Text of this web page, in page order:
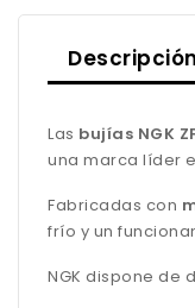
Descripción
Las bujías NGK
una marca líder
Fabricadas con
frío y un
NGK dispone de